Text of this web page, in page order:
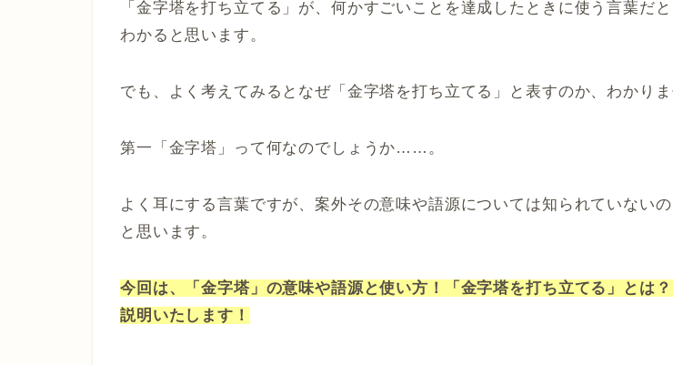
「金字塔を打ち立てる」が、何かすごいことを達成したときに使う言葉だ
わかると思います。
でも、よく考えてみるとなぜ「金字塔を打ち立てる」と表すのか、わかりま
第一「金字塔」って何なのでしょうか……。
よく耳にする言葉ですが、案外その意味や語源については知られていない
と思います。
今回は、「金字塔」の意味や語源と使い方！「金字塔を打ち立てる」とは
説明いたします！